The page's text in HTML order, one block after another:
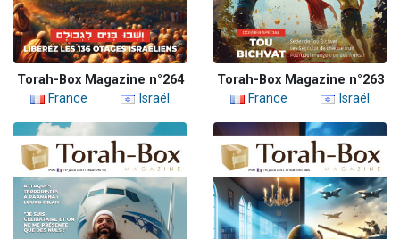
Torah-Box Magazine n°264
France
Israël
Torah-Box Magazine n°263
France
Israël